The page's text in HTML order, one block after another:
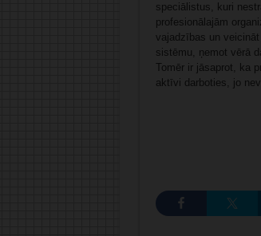
speciālistus, kuri
profesionālajām
vajadzības un
sistēmu, ņemot vērā
Tomēr ir jāsaprot, ka
aktīvi darboties, jo